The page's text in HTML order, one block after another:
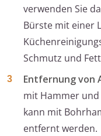
verwenden Sie
Bürste mit einer
Schmutz und
Entfernung von
mit Hammer
kann mit
entfernt werden.